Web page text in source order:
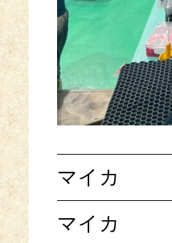
マイカ
マイカ